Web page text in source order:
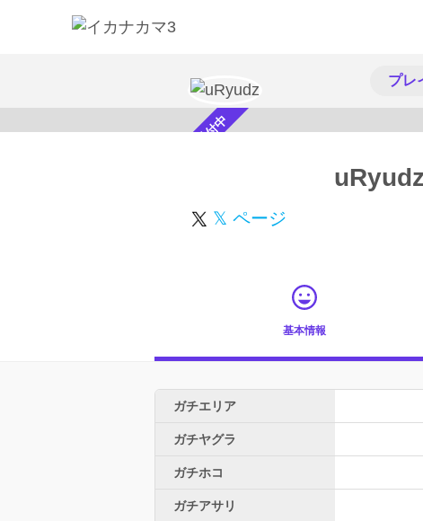
プレ
スカウト受付中 uRyudz
𝕏 ページ
基本情報
ガチエリア
ガチヤグラ
ガチホコ
ガチアサリ